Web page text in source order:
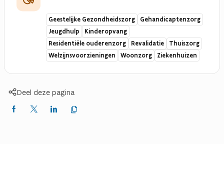
n
t
Geestelijke Gezondheidszorg
Gehandicaptenzorg
Jeugdhulp
Kinderopvang
Residentiële ouderenzorg
Revalidatie
Thuiszorg
Welzijnsvoorzieningen
Woonzorg Ziekenhuizen
Deel deze pagina
Delen
Delen
Delen
link